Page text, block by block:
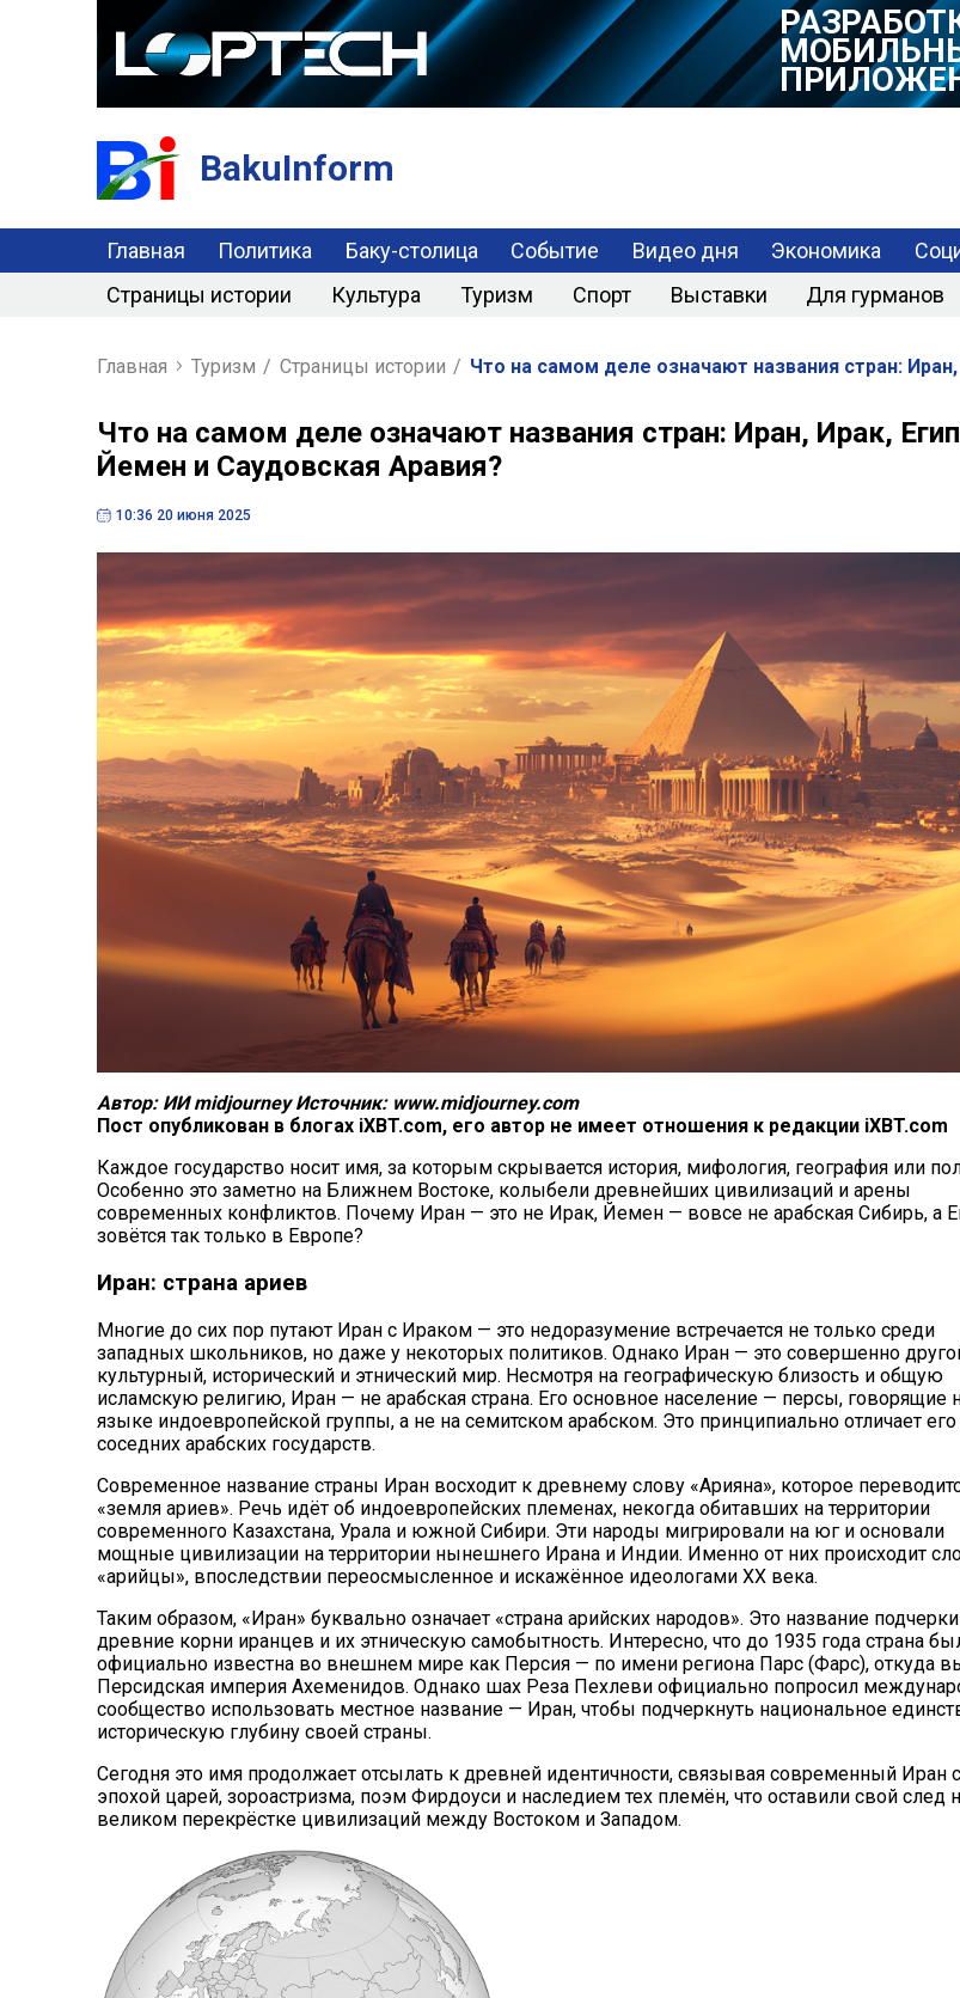
BakuInform
Главная Политика Баку-столица Событие Видео дня Экономика
Страницы истории
Культура Туризм Спорт Выставки Для гурманов
Главная Туризм / Страницы истории / Что на самом деле означают названия стран:
Что на самом деле означают названия стран: Иран, Ирак,
Йемен и Саудовская Аравия?
10:36 20 июня 2025
Автор: ИИ midjourney Источник: www.midjourney.com
Пост опубликован в блогах iXBT.com, его автор не имеет отношения к редакции iXBT.com
Каждое государство носит имя, за которым скрывается история, мифология, география или
Особенно это заметно на Ближнем Востоке, колыбели древнейших цивилизаций и арены
современных конфликтов. Почему Иран — это не Ирак, Йемен — вовсе не арабская Сибирь, а
зовётся так только в Европе?
Иран: страна ариев
Многие до сих пор путают Иранс Ираком — это недоразумение встречается не только среди
западных школьников, но даже у некоторых политиков. Однако Иран — это совершенно
культурный, исторический и этнический мир. Несмотря на географическую близость и общую
исламскую религию, Иран — не арабская страна. Его основное население — персы, говорящие
языке индоевропейской группы, а не на семитском арабском. Это принципиально отличает его
соседних арабских государств.
Современное название страны Иран восходит к древнему слову «Арияна», которое
«земля ариев». Речь идёт об индоевропейских племенах, некогда обитавших на территории
современного Казахстана, Урала и южной Сибири. Эти народы мигрировали на юг и основали
мощные цивилизации на территории нынешнего Ирана и Индии. Именно от них происходит
«арийцы», впоследствии переосмысленное и искажённое идеологами XX века.
Таким образом, «Иран» буквально означает «страна арийских народов». Это название
древние корни иранцев и их этническую самобытность. Интересно, что до 1935 года страна
официально известна во внешнем мире как Персия — по имени региона Парс (Фарс), откуда
Персидская империя Ахеменидов. Однако шах Реза Пехлевиофициально попросил
сообщество использовать местное название — Иран, чтобы подчеркнуть национальное
историческую глубину своей страны.
Сегодня это имя продолжает отсылать к древней идентичности, связывая современный Иран с
эпохой царей, зороастризма, поэм Фирдоуси и наследием тех племён, что оставили свой след
великом перекрёстке цивилизаций между Востоком и Западом.